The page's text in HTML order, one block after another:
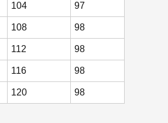
104 97
108 98
112 98
116 98
120 98